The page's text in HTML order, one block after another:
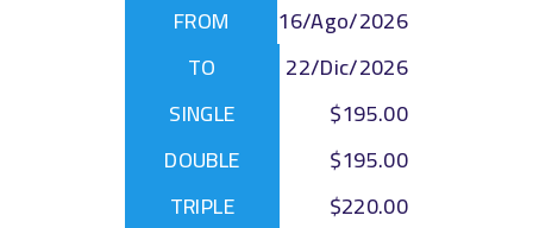
16/Ago/2026
22/Dic/2026
$195.00
$195.00
$220.00